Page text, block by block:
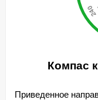
Компас
Приведенное